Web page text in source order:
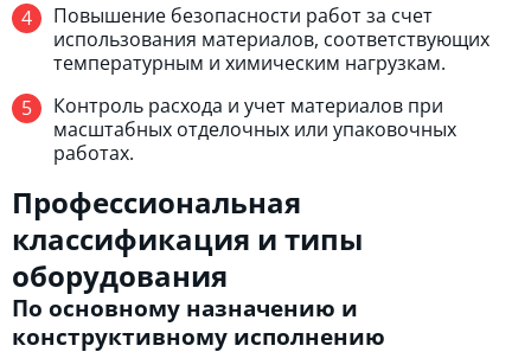
Повышение безопасности работ за счет
использования материалов, соответствующих
температурным и химическим нагрузкам.
Контроль расхода и учет материалов при
масштабных отделочных или упаковочных
работах.
Профессиональная
классификация и типы
оборудования
По основному назначению и
конструктивному исполнению